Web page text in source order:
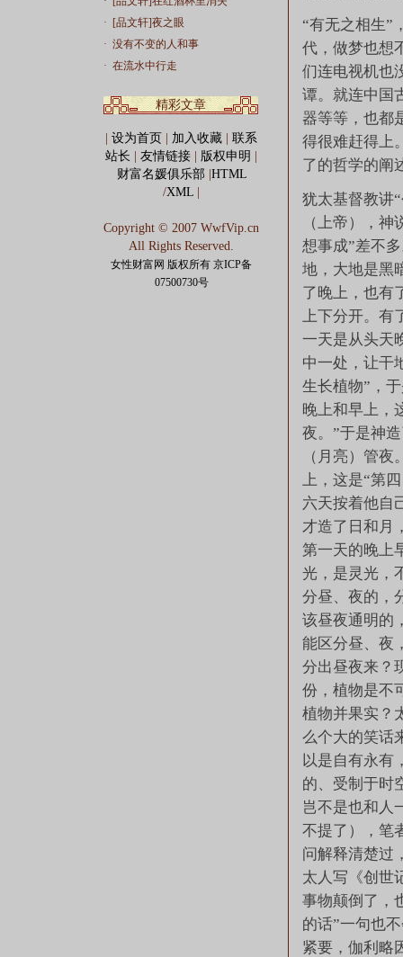
·
[品文轩]夜之眼
· 没有不变的人和事
· 在流水中行走
精彩文章
“有无之相生”
代，做梦也想
们连电视机也
谭。就连中国
器等等，也都
得很难赶得上
了的哲学的阐
犹太基督教讲
（上帝），
想事成”差不
地，大地是黑
了晚上，也有
上下分开。有
一天是从头天
中一处，让干
生长植物”，
晚上和早上，
夜。”于是神
（月亮）管
上，这是“第
六天按着他自
才造了日和月
第一天的晚上
光，是灵光，
分昼、夜的，
该昼夜通明的
能区分昼、夜
分出昼夜来？
份，植物是不
植物并果实？
么个大的笑话
以是自有永有
的、受制于时
岂不是也和人
不提了），笔
问解释清楚过
太人写《创世
事物颠倒了，
的话”一句也
紧要，伽利略
设为首页 加入收藏
联系
站长
友情链接 版权申明
财富名媛俱乐部 HTML
/XML
Copyright © 2007 WwfVip.cn
All Rights Reserved.
女性财富网 版权所有 京ICP备
07500730号